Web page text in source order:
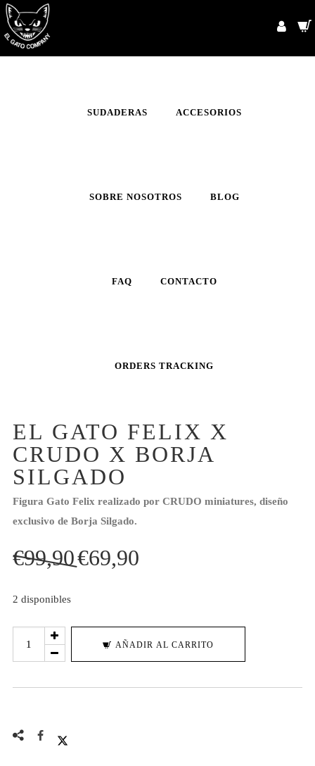
SUDADERAS ACCESORIOS
SOBRE NOSOTROS BLOG
FAQ CONTACTO
ORDERS TRACKING
EL GATO FELIX X
CRUDO X BORJA
SILGADO
Figura Gato Felix realizado por CRUDO miniatures, diseño
exclusivo de Borja Silgado.
€99,90 precio
€99,90.
€69,90precio
€69,90.
2 disponibles
X
AÑADIR AL CARRITO